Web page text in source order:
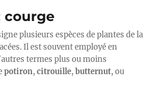
courge
plusieurs espèces de plantes de la
Il est souvent employé en
termes plus ou moins
potiron,citrouille,butternut, ou